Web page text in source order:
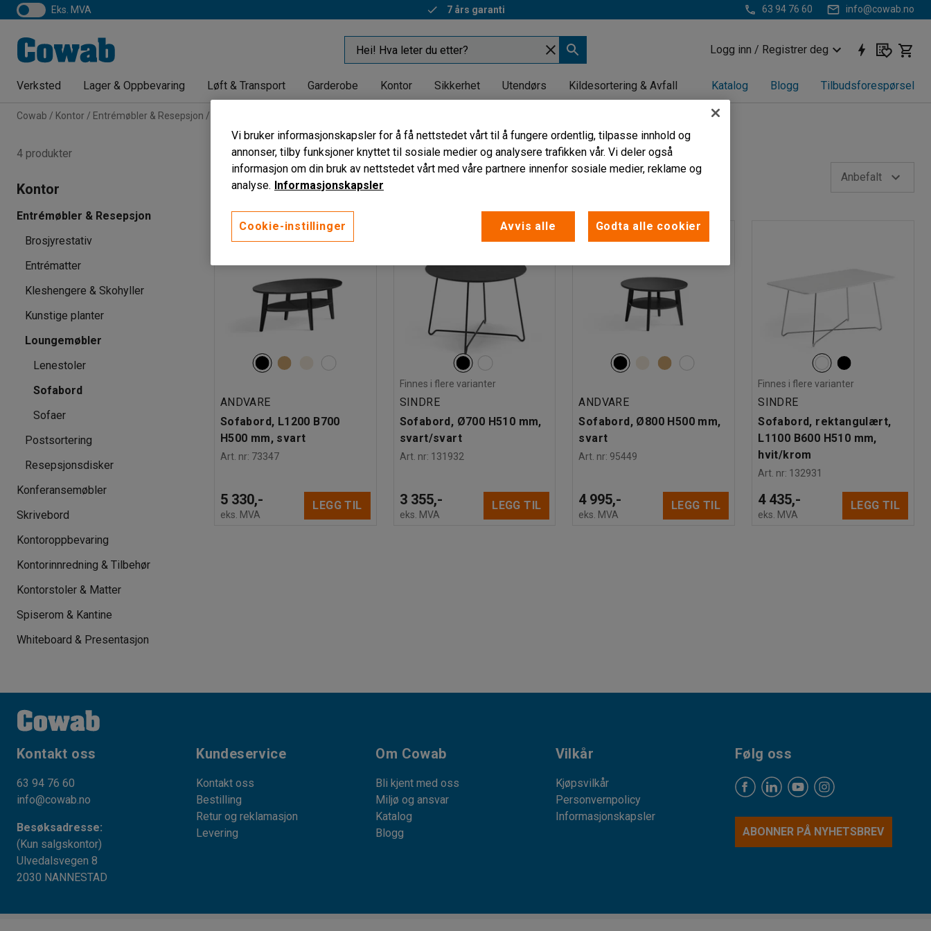
eks. MVA 7 års garanti 63 94 76 60 info@cowab.no
Logg inn / Registrer deg
Verksted Lager & Oppbevaring Løft & Transport Garderobe Kontor Sikkerhet Utendørs Kildesortering & Avfall Katalog Blogg Tilbudsforespørsel
Cowab Kontor Entrémøbler & Resepsjon
Sofabord
Hovedfarge bordplate Hovedfarge understell Lengde Høyde Bredde Vis flere filtre Anbefalt
ANDVARE
Sofabord, L1200 B700
H500 mm, svart
Art. nr: 73347
5 330,-
eks. MVA
LEGG TIL
Finnes i flere varianter
SINDRE
Sofabord, Ø700 H510 mm,
svart/svart
Art. nr: 131932
3 355,-
eks. MVA
LEGG TIL
ANDVARE
Sofabord, Ø800 H500 mm,
svart
Art. nr: 95449
4 995,-
eks. MVA
LEGG TIL
Finnes i flere varianter
SINDRE
Sofabord, rektangulært,
L1100 B600 H510 mm,
hvit/krom
Art. nr: 132931
4 435,-
eks. MVA
LEGG TIL
4 produkter
Kontor
Entrémøbler & Resepsjon
Brosjyrestativ
Entrématter
Kleshengere & Skohyller
Kunstige planter
Loungemøbler
Lenestoler
Sofabord
Sofaer
Postsortering
Resepsjonsdisker
Konferansemøbler
Skrivebord
Kontoroppbevaring
Kontorinnredning & Tilbehør
Kontorstoler & Matter
Spiserom & Kantine
Whiteboard & Presentasjon
Kontakt oss
63 94 76 60
info@cowab.no
Besøksadresse:
(Kun salgskontor)
Ulvedalsvegen 8
2030 NANNESTAD
Kundeservice
Kontakt oss
Bestilling
Retur og reklamasjon
Levering
Om Cowab
Bli kjent med oss
Miljø og ansvar
Katalog
Blogg
Vilkår
Kjøpsvilkår
Personvernpolicy
Informasjonskapsler
Følg oss
ABONNER PÅ NYHETSBREV
Vi bruker informasjonskapsler for å få nettstedet vårt til å fungere ordentlig, tilpasse innhold og
annonser, tilby funksjoner knyttet til sosiale medier og analysere trafikken vår. Vi deler også
informasjon om din bruk av nettstedet vårt med våre partnere innenfor sosiale medier, reklame og
analyse. Informasjonskapsler
Cookie-instillinger Avvis alle Godta alle cookier